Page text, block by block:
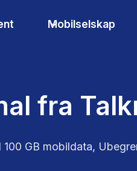
Mobilselskap
fra
GB mobildata,